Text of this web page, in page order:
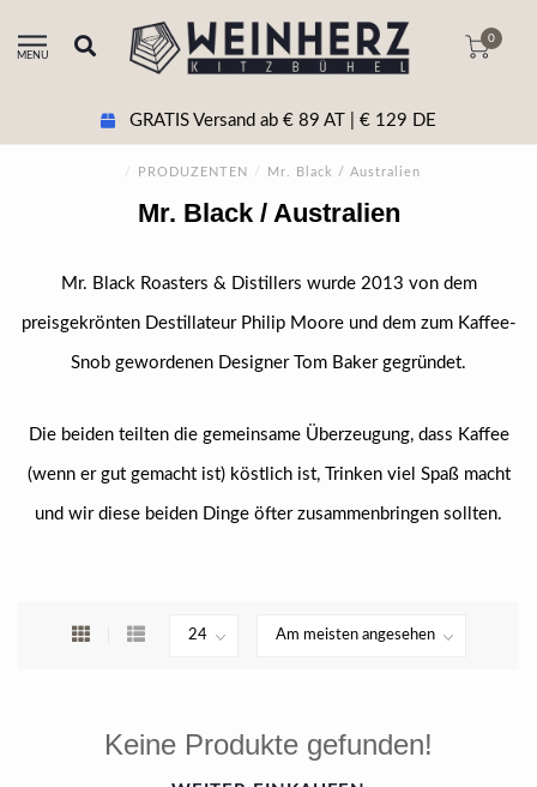
MENU
0
GRATIS Versand ab € 89 AT | € 129 DE
/ PRODUZENTEN / Mr. Black / Australien
Mr. Black / Australien
Mr. Black Roasters & Distillers wurde 2013 von dem
preisgekrönten Destillateur Philip Moore und dem zum Kaffee-
Snob gewordenen Designer Tom Baker gegründet.
Die beiden teilten die gemeinsame Überzeugung, dass Kaffee
(wenn er gut gemacht ist) köstlich ist, Trinken viel Spaß macht
und wir diese beiden Dinge öfter zusammenbringen sollten.
Keine Produkte gefunden!